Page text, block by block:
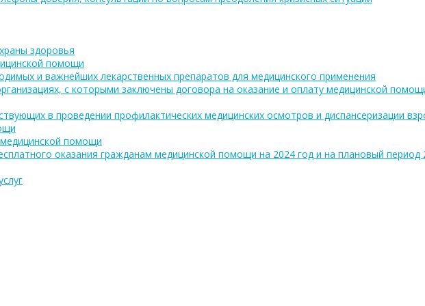
здоровья
помощи
и важнейших лекарственных препаратов для медицинского применения
с которыми заключены договора на оказание и оплату медицинской
в проведении профилактических медицинских осмотров и диспансеризации
помощи
оказания гражданам медицинской помощи на 2024 год и на плановый период